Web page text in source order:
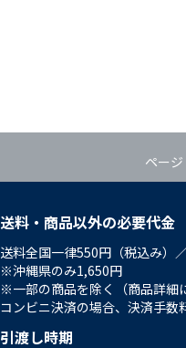
ペー
送料・商品以外の必要代金
送料全国一律550円（税込み）
※沖縄県のみ1,650円
※一部の商品を除く（商品詳細
コンビニ決済の場合、決済手数
引渡し時期